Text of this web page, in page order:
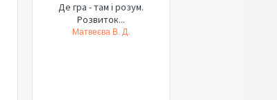
Де гра - там і розум.
Розвиток...
Матвеєва В. Д.